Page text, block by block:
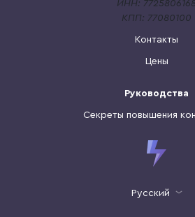
Русский
ИНН: 7725806168
КПП: 77080100
Контакты
Цены
Руководства
Секреты повышения